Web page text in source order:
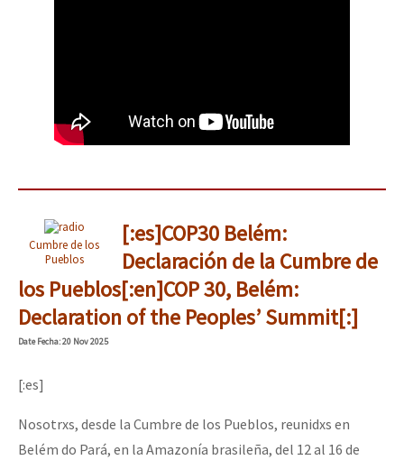
Cumbre de los
Pueblos
[:es]COP30 Belém:
Declaración de la Cumbre de
los Pueblos[:en]COP 30, Belém:
Declaration of the Peoples’ Summit[:]
DateFecha: 20 Nov 2025
[:es]
Nosotrxs, desde la Cumbre de los Pueblos, reunidxs en
Belém do Pará, en la Amazonía brasileña, del 12 al 16 de